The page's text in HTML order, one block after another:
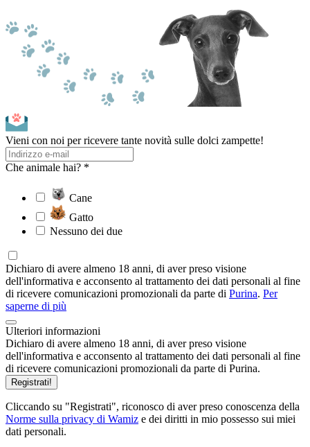
Vieni con noi per ricevere tante novità sulle dolci zampette!
Che animale hai? *
Cane
Gatto
Nessuno dei due
Dichiaro di avere almeno 18 anni, di aver preso visione
dell'informativa e acconsento al trattamento dei dati personali al fine
di ricevere comunicazioni promozionali da parte di Purina. Per
saperne di più
Ulteriori informazioni
Dichiaro di avere almeno 18 anni, di aver preso visione
dell'informativa e acconsento al trattamento dei dati personali al fine
di ricevere comunicazioni promozionali da parte di Purina.
Registrati!
Cliccando su "Registrati", riconosco di aver preso conoscenza della
Norme sulla privacy di Wamiz e dei diritti in mio possesso sui miei
dati personali.